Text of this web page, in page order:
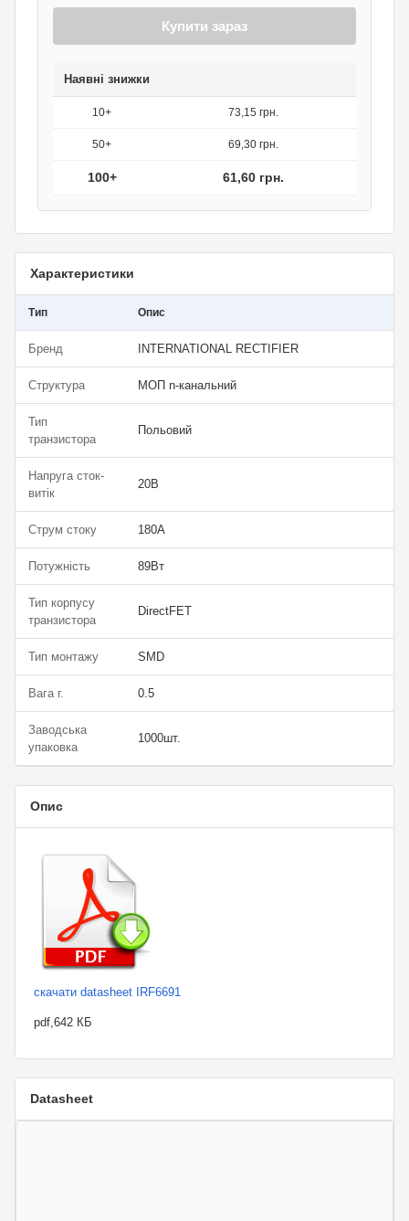
Купити зараз
Наявні знижки
10+ 73,15 грн.
50+ 69,30 грн.
100+ 61,60 грн.
Характеристики
Тип Опис
Бренд INTERNATIONAL RECTIFIER
Структура МОП n-канальний
Тип
транзистора
Польовий
Напруга сток-
витік
20В
Струм стоку 180А
Потужність 89Вт
Тип корпусу
транзистора
DirectFET
Тип монтажу SMD
Вага г. 0.5
Заводська
упаковка
1000шт.
Опис
скачати datasheet IRF6691
pdf,642 КБ
Datasheet